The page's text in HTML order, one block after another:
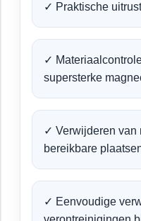
✓ Praktische
✓
supersterke
✓ Verwijderen van
bereikbare
✓ Eenvoudige